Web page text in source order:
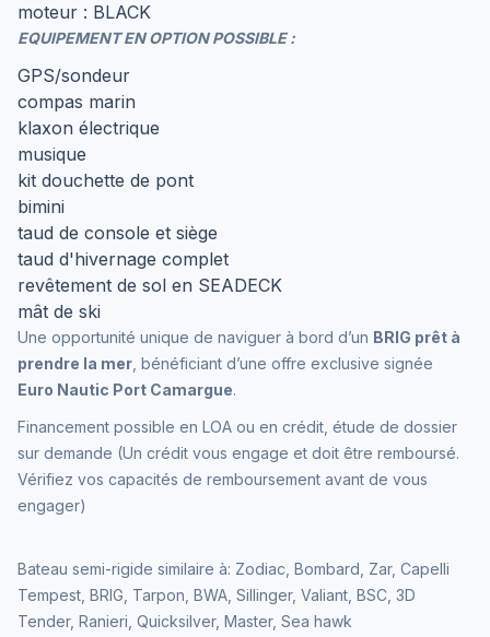
moteur : BLACK
EQUIPEMENT EN OPTION POSSIBLE :
GPS/sondeur
compas marin
klaxon électrique
musique
kit douchette de pont
bimini
taud de console et siège
taud d'hivernage complet
revêtement de sol en SEADECK
mât de ski
Une opportunité unique de naviguer à bord d’un BRIG prêt à
prendre la mer , bénéficiant d’une offre exclusive signée
Euro Nautic Port Camargue.
Financement possible en LOA ou en crédit, étude de dossier
sur demande (Un crédit vous engage et doit être remboursé.
Vérifiez vos capacités de remboursement avant de vous
engager)
Bateau semi-rigide similaire à: Zodiac, Bombard, Zar, Capelli
Tempest, BRIG, Tarpon, BWA, Sillinger, Valiant, BSC, 3D
Tender, Ranieri, Quicksilver, Master, Sea hawk